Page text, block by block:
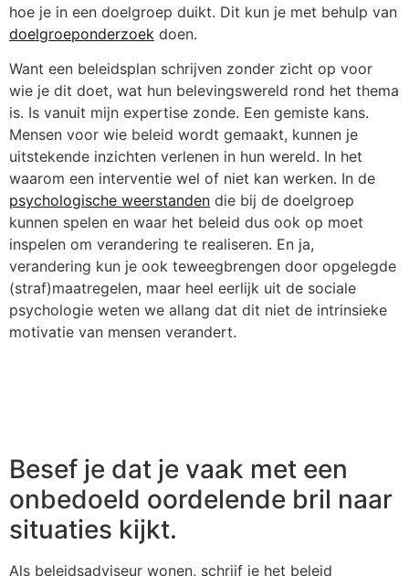
hoe je in een doelgroep duikt. Dit kun je met behulp van
doelgroeponderzoek doen.
Want een beleidsplan schrijven zonder zicht op voor
wie je dit doet, wat hun belevingswereld rond het thema
is. Is vanuit mijn expertise zonde. Een gemiste kans.
Mensen voor wie beleid wordt gemaakt, kunnen je
uitstekende inzichten verlenen in hun wereld. In het
waarom een interventie wel of niet kan werken. In de
psychologische weerstanden die bij de doelgroep
kunnen spelen en waar het beleid dus ook op moet
inspelen om verandering te realiseren. En ja,
verandering kun je ook teweegbrengen door opgelegde
(straf)maatregelen, maar heel eerlijk uit de sociale
psychologie weten we allang dat dit niet de intrinsieke
motivatie van mensen verandert.
Besef je dat je vaak met een
onbedoeld oordelende bril naar
situaties kijkt.
Als beleidsadviseur wonen, schrijf je het beleid